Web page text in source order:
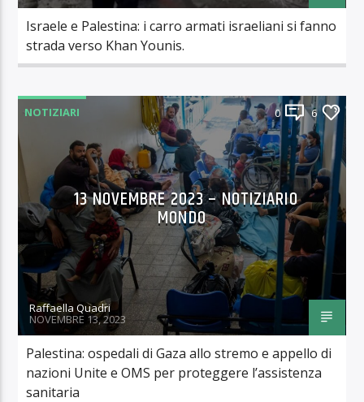
Israele e Palestina: i carro armati israeliani si fanno
strada verso Khan Younis.
NOTIZIARI 0 6
13 NOVEMBRE 2023 – NOTIZIARIO
MONDO
Raffaella Quadri
NOVEMBRE 13, 2023
Palestina: ospedali di Gaza allo stremo e appello di
nazioni Unite e OMS per proteggere l’assistenza
sanitaria